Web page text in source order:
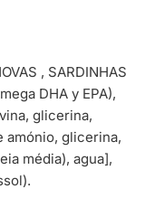
, SARDINHAS
DHA y EPA),
glicerina,
amónio, glicerina,
média), agua],